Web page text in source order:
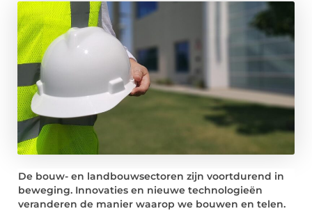
De bouw- en landbouwsectoren zijn voortdurend in
beweging. Innovaties en nieuwe technologieën
veranderen de manier waarop we bouwen en telen.